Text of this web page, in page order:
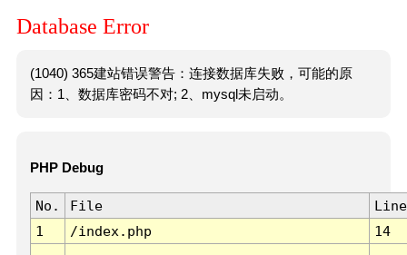
Database Error
(1040) 365建站错误警告：连接数据库失败，可能的原
因：1、数据库密码不对; 2、mysql未启动。
PHP Debug
No. File
Line
1
/index.php 14